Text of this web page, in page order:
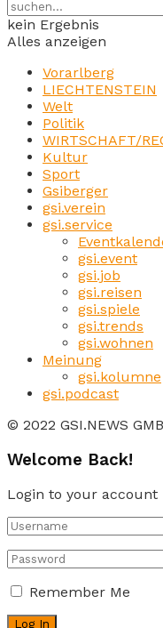
kein Ergebnis
Alles anzeigen
Vorarlberg
LIECHTENSTEIN
Welt
Politik
WIRTSCHAFT/
Kultur
Sport
Gsiberger
gsi.verein
gsi.service
gsi.event
gsi.job
gsi.reisen
gsi.spiele
gsi.trends
gsi.wohnen
Meinung
gsi.kolumne
gsi.podcast
© 2022 GSI.NEWS
Welcome Back!
Login to your account
Remember Me